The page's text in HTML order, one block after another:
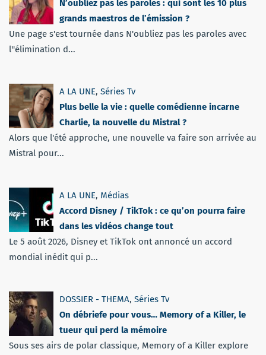
N’oubliez pas les paroles : qui sont les 10 plus
grands maestros de l’émission ?
Une page s'est tournée dans N'oubliez pas les paroles avec
l''élimination d...
A LA UNE, Séries Tv
Plus belle la vie : quelle comédienne incarne
Charlie, la nouvelle du Mistral ?
Alors que l'été approche, une nouvelle va faire son arrivée au
Mistral pour...
A LA UNE, Médias
Accord Disney / TikTok : ce qu’on pourra faire
dans les vidéos change tout
Le 5 août 2026, Disney et TikTok ont annoncé un accord
mondial inédit qui p...
DOSSIER - THEMA, Séries Tv
On débriefe pour vous… Memory of a Killer, le
tueur qui perd la mémoire
Sous ses airs de polar classique, Memory of a Killer explore